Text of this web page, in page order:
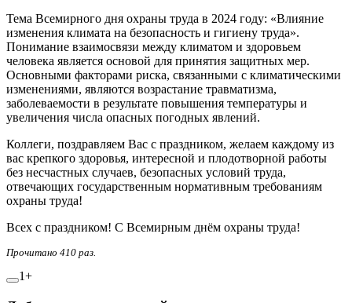
Тема Всемирного дня охраны труда в 2024 году: «Влияние
изменения климата на безопасность и гигиену труда».
Понимание взаимосвязи между климатом и здоровьем
человека является основой для принятия защитных мер.
Основными факторами риска, связанными с климатическими
изменениями, являются возрастание травматизма,
заболеваемости в результате повышения температуры и
увеличения числа опасных погодных явлений.
Коллеги, поздравляем Вас с праздником, желаем каждому из
вас крепкого здоровья, интересной и плодотворной работы
без несчастных случаев, безопасных условий труда,
отвечающих государственным нормативным требованиям
охраны труда!
Всех с праздником! С Всемирным днём охраны труда!
Прочитано 410 раз.
1+